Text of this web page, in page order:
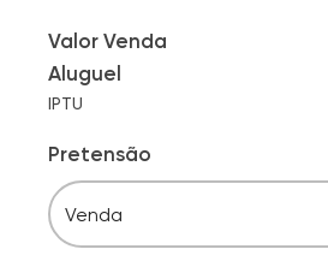
Valor Venda
Aluguel
IPTU
Pretensão
Venda